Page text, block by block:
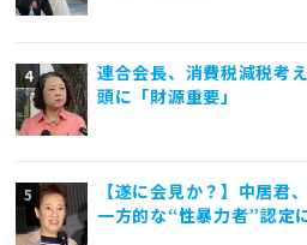
連合会長、消費税減税考
頭に「財源重要」
【遂に会見か？】中居君
一方的な“性暴力者”認定